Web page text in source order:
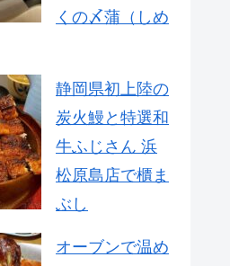
くの〆蒲（しめ
静岡県初上陸の
炭火鰻と特選和
牛ふじさん 浜
松原島店で櫃ま
ぶし
オーブンで温め